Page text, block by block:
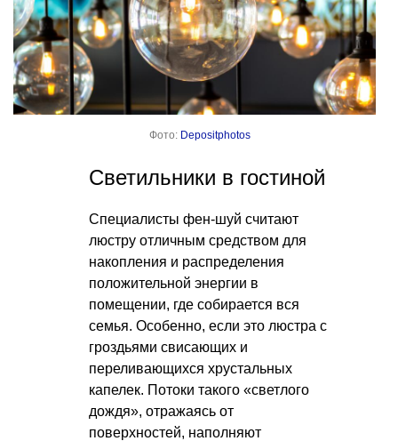
Фото: Depositphotos
Светильники в гостиной
Специалисты фен-шуй считают
люстру отличным средством для
накопления и распределения
положительной энергии в
помещении, где собирается вся
семья. Особенно, если это люстра с
гроздьями свисающих и
переливающихся хрустальных
капелек. Потоки такого «светлого
дождя», отражаясь от
поверхностей, наполняют